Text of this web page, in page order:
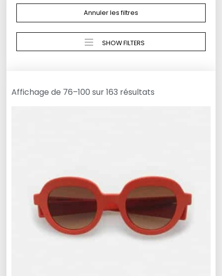
Annuler les filtres
SHOW FILTERS
Affichage de 76–100 sur 163 résultats